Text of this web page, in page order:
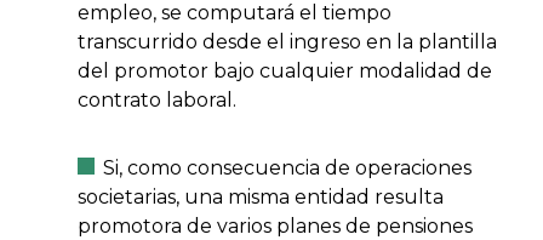
empleo, se computará el tiempo
transcurrido desde el ingreso en la plantilla
del promotor bajo cualquier modalidad de
contrato laboral.
Si, como consecuencia de operaciones
societarias, una misma entidad resulta
promotora de varios planes de pensiones